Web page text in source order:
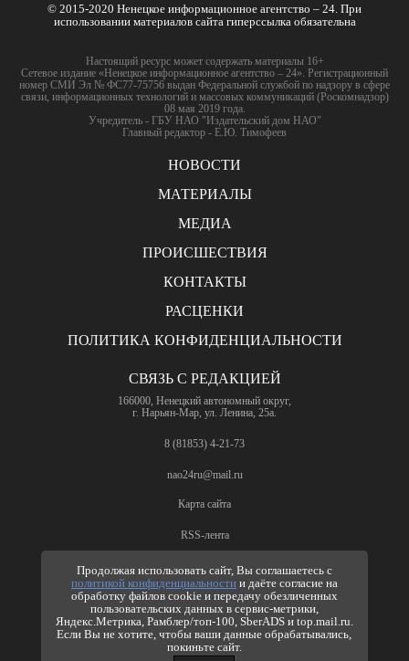
Продолжая использовать сайт, Вы соглашаетесь с
политикой конфиденциальностии даёте согласие на
обработку файлов cookie и передачу обезличенных
пользовательских данных в сервис-метрики,
Яндекс.Метрика, Рамблер/топ-100, SberADS и top.mail.ru.
Если Вы не хотите, чтобы ваши данные обрабатывались,
покиньте сайт.
© 2015-2020 Ненецкое информационное агентство – 24. При
использовании материалов сайта гиперссылка обязательна
Настоящий ресурс может содержать материалы 16+
Сетевое издание «Ненецкое информационное агентство – 24». Регистрационный
номер СМИ Эл № ФС77-75756 выдан Федеральной службой по надзору в сфере
связи, информационных технологий и массовых коммуникаций (Роскомнадзор)
08 мая 2019 года.
Учредитель - ГБУ НАО "Издательский дом НАО"
Главный редактор - Е.Ю. Тимофеев
НОВОСТИ
МАТЕРИАЛЫ
МЕДИА
ПРОИСШЕСТВИЯ
КОНТАКТЫ
РАСЦЕНКИ
ПОЛИТИКА КОНФИДЕНЦИАЛЬНОСТИ
СВЯЗЬ С РЕДАКЦИЕЙ
166000, Ненецкий автономный округ,
г. Нарьян-Мар, ул. Ленина, 25а.
8 (81853) 4-21-73
nao24ru@mail.ru
Карта сайта
RSS-лента
ПО ВОПРОСАМ РЕКЛАМЫ
8 (81853) 4-63-61
nao24ru@mail.ru
info@nao24.ru